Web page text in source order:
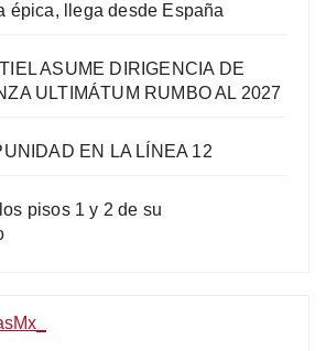
épica, llega desde España
ASUME DIRIGENCIA DE
ULTIMÁTUM RUMBO AL 2027
EN LA LÍNEA 12
pisos 1 y 2 de su